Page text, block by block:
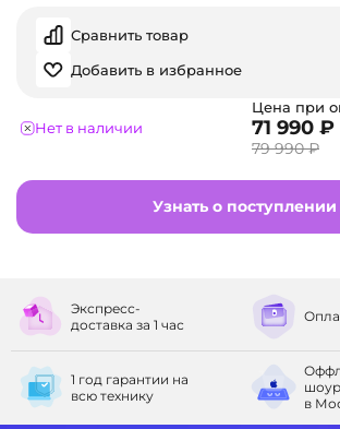
Сравнить товар
Добавить в избранное
Нет в наличии
Цена при
71 990 ₽
79 990 ₽
Узнать о поступлении
Экспресс-
доставка за 1 час
1 год гарантии на
всю технику
в